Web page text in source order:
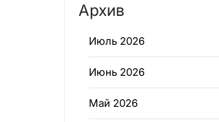
Архив
Июль 2026
Июнь 2026
Май 2026